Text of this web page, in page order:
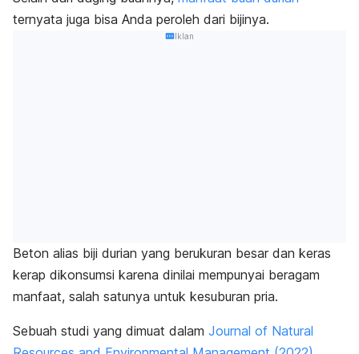
ternyata juga bisa Anda peroleh dari bijinya.
Iklan
Beton alias biji durian yang berukuran besar dan keras
kerap dikonsumsi karena dinilai mempunyai beragam
manfaat, salah satunya untuk kesuburan pria.
Sebuah studi yang dimuat dalam Journal of Natural